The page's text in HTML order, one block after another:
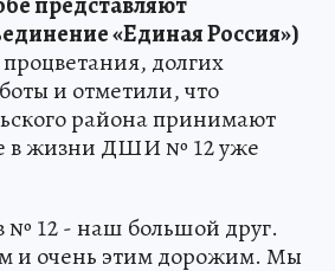
«Единая Россия»)
долгих
и отметили, что
района принимают
в жизни ДШИ № 12 уже
№ 12 - наш большой друг.
и очень этим дорожим. Мы